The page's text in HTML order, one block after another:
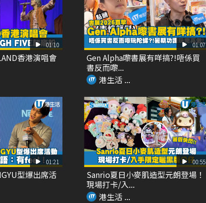
01:10
香港演唱會
01:07
Gen Alpha嚟書展有咩搞?!唔係買
書反而嚟...
港生活 ...
01:21
型爆出席活
00:55
Sanrio夏日小麥肌造型元朗登場！
現場打卡/入...
港生活 ...